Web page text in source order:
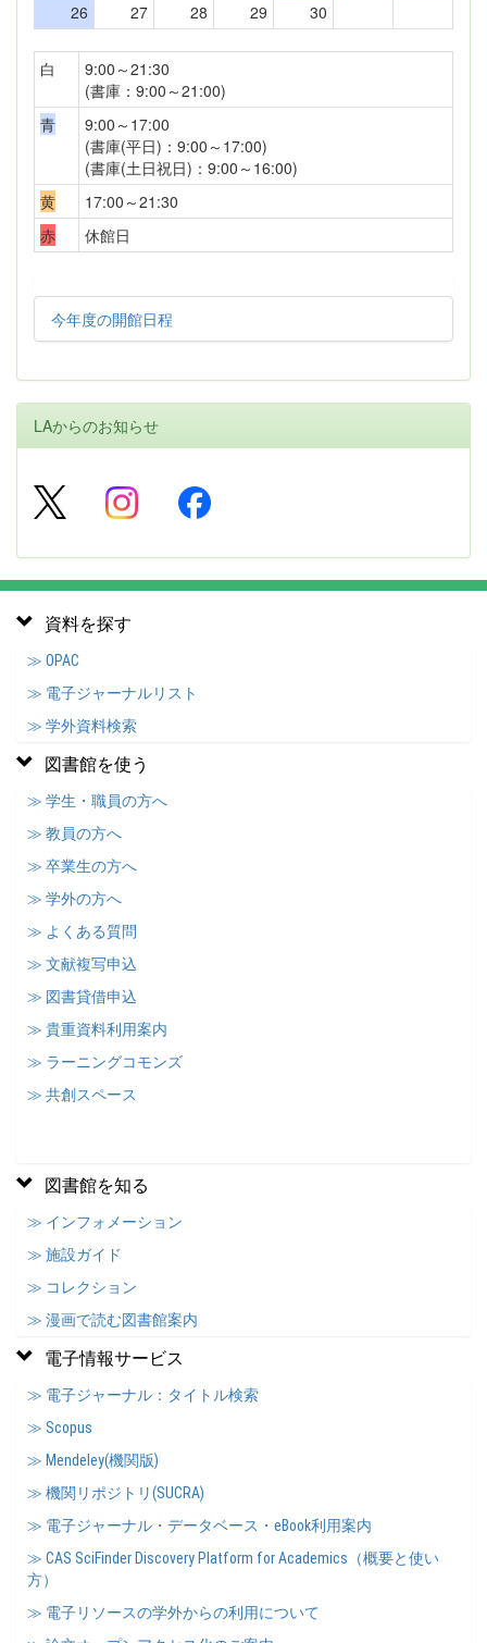
26
27 28 29 30
白
9:00～21:30
(書庫：9:00～21:00)
青
9:00～17:00
(書庫(平日)：9:00～17:00)
(書庫(土日祝日)：9:00～16:00)
黄
17:00～21:30
赤
休館日
今年度の開館日程
LAからのお知らせ
資料を探す
≫ OPAC
≫ 電子ジャーナルリスト
≫ 学外資料検索
図書館を使う
≫ 学生・職員の方へ
≫ 教員の方へ
≫ 卒業生の方へ
≫ 学外の方へ
≫ よくある質問
≫ 文献複写申込
≫ 図書貸借申込
≫ 貴重資料利用案内
≫ ラーニングコモンズ
≫ 共創スペース
図書館を知る
≫ インフォメーション
≫ 施設ガイド
≫ コレクション
≫ 漫画で読む図書館案内
電子情報サービス
≫ 電子ジャーナル：タイトル検索
≫ Scopus
≫ Mendeley(機関版)
≫ 機関リポジトリ(SUCRA)
≫ 電子ジャーナル・データベース・eBook利用案内
≫ CAS SciFinder Discovery Platform for Academics（概要と使い
方）
≫ 電子リソースの学外からの利用について